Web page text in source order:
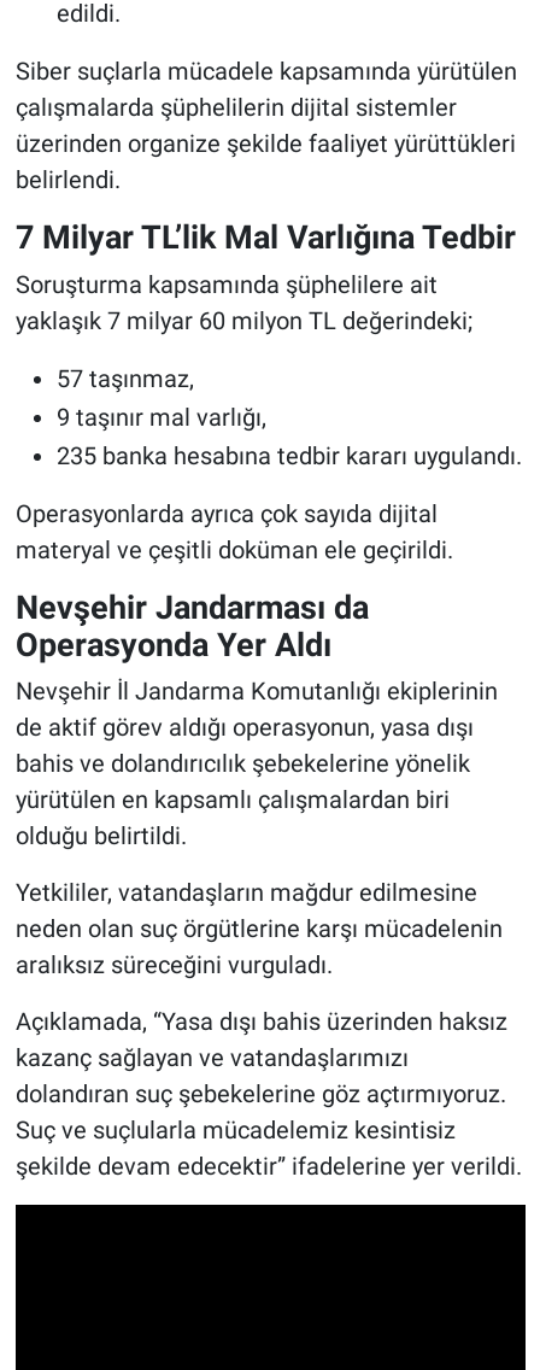
edildi.
Siber suçlarla mücadele kapsamında yürütülen
çalışmalarda şüphelilerin dijital sistemler
üzerinden organize şekilde faaliyet yürüttükleri
belirlendi.
7 Milyar TL’lik Mal Varlığına Tedbir
Soruşturma kapsamında şüphelilere ait
yaklaşık 7 milyar 60 milyon TL değerindeki;
57 taşınmaz,
9 taşınır mal varlığı,
235 banka hesabına tedbir kararı uygulandı.
Operasyonlarda ayrıca çok sayıda dijital
materyal ve çeşitli doküman ele geçirildi.
Nevşehir Jandarması da
Operasyonda Yer Aldı
Nevşehir İl Jandarma Komutanlığı ekiplerinin
de aktif görev aldığı operasyonun, yasa dışı
bahis ve dolandırıcılık şebekelerine yönelik
yürütülen en kapsamlı çalışmalardan biri
olduğu belirtildi.
Yetkililer, vatandaşların mağdur edilmesine
neden olan suç örgütlerine karşı mücadelenin
aralıksız süreceğini vurguladı.
Açıklamada, “Yasa dışı bahis üzerinden haksız
kazanç sağlayan ve vatandaşlarımızı
dolandıran suç şebekelerine göz açtırmıyoruz.
Suç ve suçlularla mücadelemiz kesintisiz
şekilde devam edecektir” ifadelerine yer verildi.